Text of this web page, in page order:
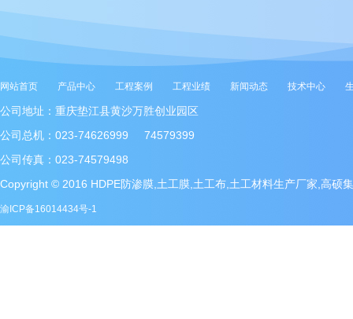
网站首页 产品中心 工程案例 工程业绩 新闻动态 技术中心
公司地址：重庆垫江县黄沙万胜创业园区
公司总机：023-74626999 74579399
公司传真：023-74579498
Copyright © 2016 HDPE防渗膜,土工膜,土工布,土工材料生产厂家,高硕
渝ICP备16014434号-1